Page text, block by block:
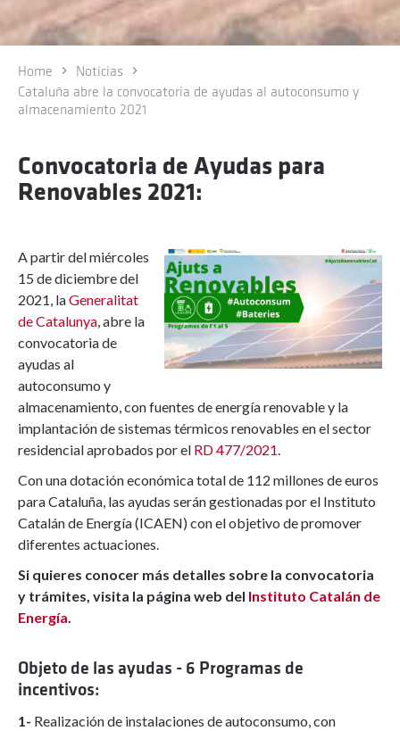
Home
Noticias
Cataluña abre la convocatoria de ayudas al autoconsumo y
almacenamiento 2021
Convocatoria de Ayudas para
Renovables 2021:
A partir del miércoles
15 de diciembre del
2021, laGeneralitat
de Catalunya, abre la
convocatoria de
ayudas al
autoconsumo y
almacenamiento, con fuentes de energía renovable y la
implantación de sistemas térmicos renovables en el sector
residencial aprobados por el RD 477/2021.
Con una dotación económica total de 112 millones de euros
para Cataluña, las ayudas serán gestionadas por el Instituto
Catalán de Energía (ICAEN) con el objetivo de promover
diferentes actuaciones.
Si quieres conocer más detalles sobre la convocatoria
y trámites, visita la página web del Instituto Catalán de
Energía.
Objeto de las ayudas - 6 Programas de
incentivos:
1- Realización de instalaciones de autoconsumo, con